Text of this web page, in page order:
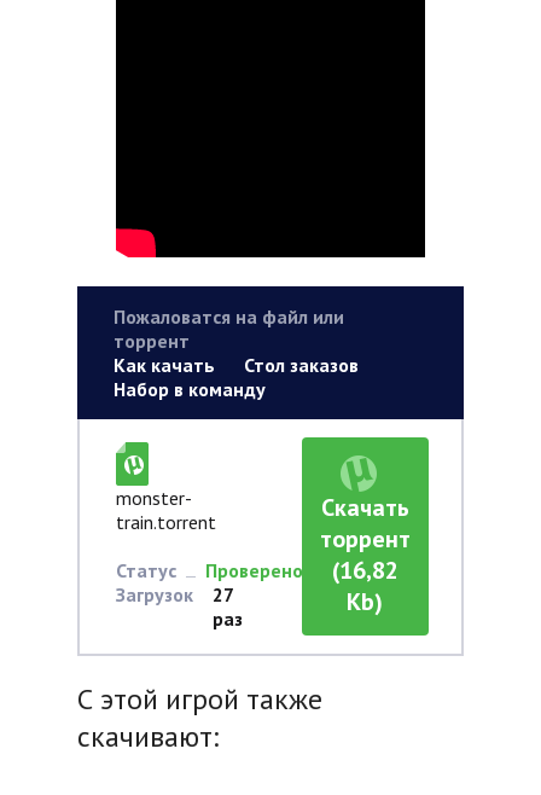
Пожаловатся на файл или
торрент
Как качать
Стол заказов
Набор в команду
monster-
train.torrent
Статус
Проверено
Загрузок
27
раз
Скачать
торрент
(16,82
Kb)
С этой игрой также
скачивают: